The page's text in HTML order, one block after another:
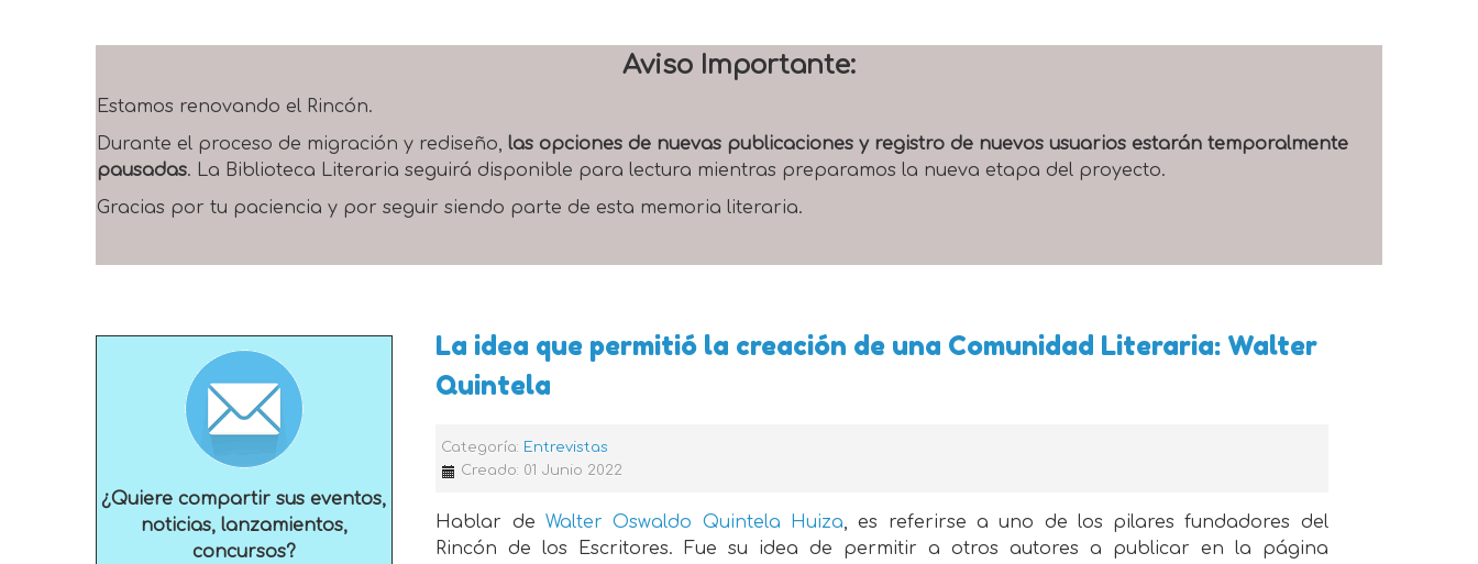
Aviso Importante:
Estamos renovando el Rincón.
Durante el proceso de migración y rediseño, las opciones de nuevas publicaciones y registro de nuevos usuarios estarán temporalmente
pausadas. La Biblioteca Literaria seguirá disponible para lectura mientras preparamos la nueva etapa del proyecto.
Gracias por tu paciencia y por seguir siendo parte de esta memoria literaria.
La idea que permitió la creación de una Comunidad Literaria: Walter
Quintela
Categoría: Entrevistas
Creado: 01 Junio 2022
Hablar de Walter Oswaldo Quintela Huiza, es referirse a uno de los pilares fundadores del
Rincón de los Escritores. Fue su idea de permitir a otros autores a publicar en la página
¿Quiere compartir sus eventos,
noticias, lanzamientos,
concursos?